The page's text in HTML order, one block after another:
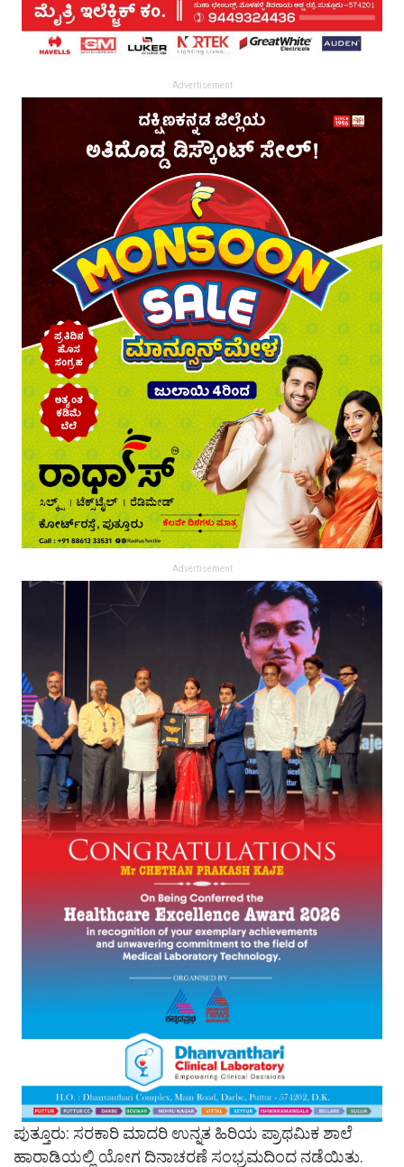
Advertisement
Advertisement
ಪುತ್ತೂರು: ಸರಕಾರಿ ಮಾದರಿ ಉನ್ನತ ಹಿರಿಯ ಪ್ರಾಥಮಿಕ ಶಾಲೆ
ಹಾರಾಡಿಯಲ್ಲಿ ಯೋಗ ದಿನಾಚರಣೆ ಸಂಭ್ರಮದಿಂದ ನಡೆಯಿತು.